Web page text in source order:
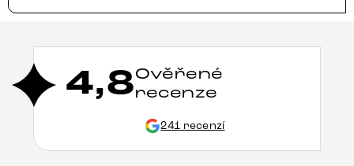
4,8Ověřené
recenze
241 recenzí